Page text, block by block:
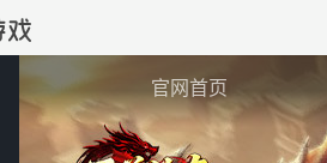
官网首页